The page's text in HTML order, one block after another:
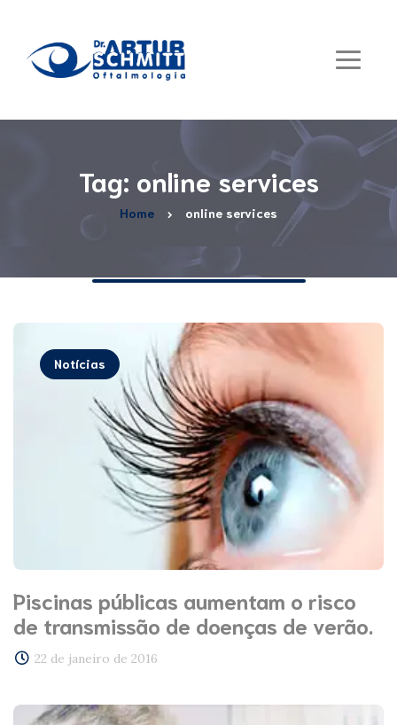
Tag: online services
Home online services
Notícias
Piscinas públicas aumentam o risco
de transmissão de doenças de verão.
22 de janeiro de 2016